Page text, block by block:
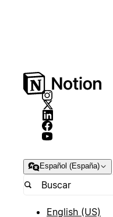
Español (España)
English (US)